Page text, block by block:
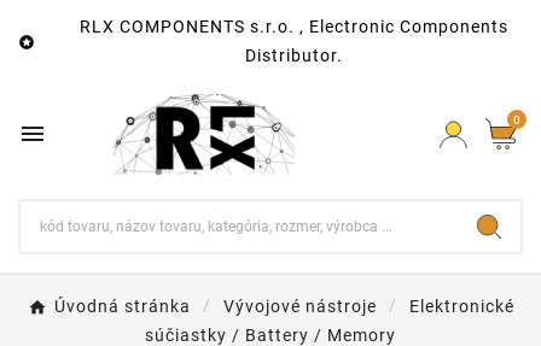

RLX COMPONENTS s.r.o. , Electronic Components
Distributor.
 0
Úvodná stránka Vývojové nástroje
Elektronické
súčiastky / Battery / Memory